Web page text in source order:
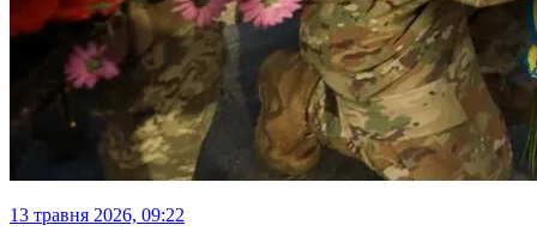
13 травня 2026, 09:22